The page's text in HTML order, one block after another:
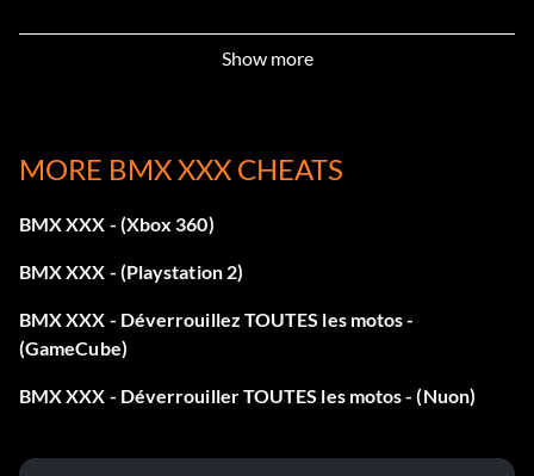
Débloquer la rampe de lancement 69
triche.
Débloquer Launch Pad 69 FMV 2
Entrez le mot de passe PÊCHE dans le menu de triche
Débloquer Bronx FMV 1
Entrez le mot de passe LAPDANCE dans le menu de
Show more
MORE BMX XXX CHEATS
BMX XXX - (Xbox 360)
BMX XXX - (Playstation 2)
BMX XXX - Déverrouillez TOUTES les motos -
(GameCube)
BMX XXX - Déverrouiller TOUTES les motos - (Nuon)